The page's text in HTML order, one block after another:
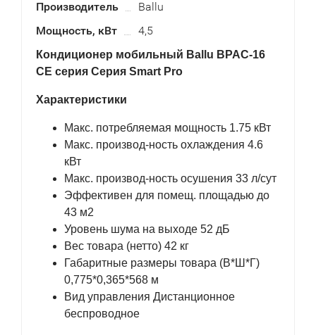
Производитель
Ballu
Мощность, кВт
4,5
Кондиционер мобильный Ballu BPAC-16
CE серия Серия Smart Pro
Характеристики
Макс. потребляемая мощность 1.75 кВт
Макс. производ-ность охлаждения 4.6
кВт
Макс. производ-ность осушения 33 л/сут
Эффективен для помещ. площадью до
43 м2
Уровень шума на выходе 52 дБ
Вес товара (нетто) 42 кг
Габаритные размеры товара (В*Ш*Г)
0,775*0,365*568 м
Вид управления Дистанционное
беспроводное